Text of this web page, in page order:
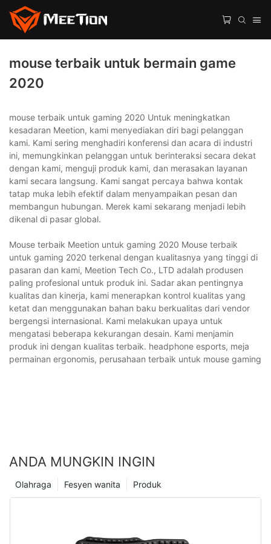
mouse terbaik untuk bermain game
2020
mouse terbaik untuk gaming 2020 Untuk meningkatkan
kesadaran Meetion, kami menyediakan diri bagi pelanggan
kami. Kami sering menghadiri konferensi dan acara di industri
ini, memungkinkan pelanggan untuk berinteraksi secara dekat
dengan kami, menguji produk kami, dan merasakan layanan
kami secara langsung. Kami sangat percaya bahwa kontak
tatap muka lebih efektif dalam menyampaikan pesan dan
membangun hubungan. Merek kami sekarang menjadi lebih
dikenal di pasar global.
Mouse terbaik Meetion untuk gaming 2020 Mouse terbaik
untuk gaming 2020 terkenal dengan kualitasnya yang tinggi di
pasaran dan kami, Meetion Tech Co., LTD adalah produsen
paling profesional untuk produk ini. Sadar akan pentingnya
kualitas dan kinerja, kami menerapkan kontrol kualitas yang
ketat dan menggunakan bahan baku berkualitas dari vendor
bergengsi internasional. Kami melakukan upaya untuk
mengatasi beberapa kekurangan desain. Kami menjamin
produk ini dengan kualitas terbaik. headphone esports, meja
permainan ergonomis, perusahaan terbaik untuk mouse gaming
ANDA MUNGKIN INGIN
Produk
Fesyen wanita
Olahraga